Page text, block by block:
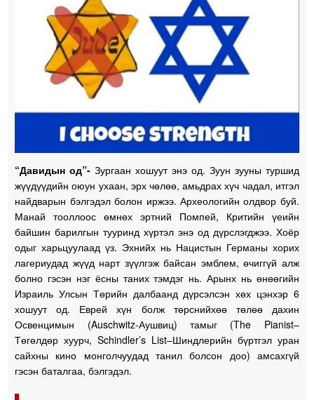
“Давидын од”-Зургаан хошуут энэ од. Зуун зууны туршид
жүүдүүдийн оюун ухаан, эрх чөлөө, амьдрах хүч чадал, итгэл
найдварын бэлгэдэл болон иржээ. Археологийн олдвор буй.
Манай тооллоос өмнөх эртний Помпей, Критийн үеийн
байшин барилгын тууринд хүртэл энэ од дүрслэгджээ. Хоёр
одыг харьцуулаад үз. Эхнийх нь Нацистын Германы хорих
лагериудад жүүд нарт зүүлгэж байсан эмблем, өчиггүй алж
болно гэсэн нэг ёсны таних тэмдэг нь. Арынх нь өнөөгийн
Израиль Улсын Төрийн далбаанд дүрсэлсэн хөх цэнхэр 6
хошуут од. Еврей хүн болж төрснийхөө төлөө дахин
Освенцимын (Auschwitz-Аушвиц) тамыг (The Pianist–
Төгөлдөр хуурч, Schindler’s List–Шиндлерийн бүртгэл уран
сайхны кино монголчуудад танил болсон доо) амсахгүй
гэсэн баталгаа, бэлгэдэл.